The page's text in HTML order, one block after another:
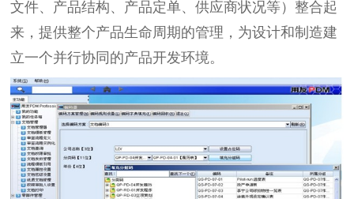
文件、产品结构、产品定单、供应商状况等）整合起
来，提供整个产品生命周期的管理，为设计和制造建
立一个并行协同的产品开发环境。